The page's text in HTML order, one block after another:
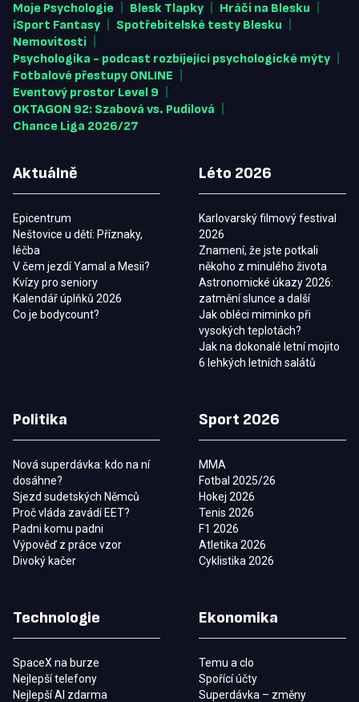
Moje Psychologie Blesk Tlapky Hráči na Blesku
iSport Fantasy Spotřebitelské testy Blesku
Nemovitosti
Psychologika - podcast rozbíjející psychologické mýty
Fotbalové přestupy ONLINE
Eventový prostor Level 9
OKTAGON 92: Szabová vs. Pudilová
Chance Liga 2026/27
Aktuálně
Epicentrum
Neštovice u dětí: Příznaky,
léčba
V čem jezdí Yamal a Mesii?
Kvízy pro seniory
Kalendář úplňků 2026
Co je bodycount?
Léto 2026
Karlovarský filmový festival
2026
Znamení, že jste potkali
někoho z minulého života
Astronomické úkazy 2026:
zatmění slunce a další
Jak obléci miminko při
vysokých teplotách?
Jak na dokonalé letní mojito
6 lehkých letních salátů
Politika
Nová superdávka: kdo na ní
dosáhne?
Sjezd sudetských Němců
Proč vláda zavádí EET?
Padni komu padni
Výpověď z práce vzor
Divoký kačer
Sport 2026
MMA
Fotbal 2025/26
Hokej 2026
Tenis 2026
F1 2026
Atletika 2026
Cyklistika 2026
Technologie
SpaceX na burze
Nejlepší telefony
Nejlepší AI zdarma
Ekonomika
Temu a clo
Spořící účty
Superdávka – změny